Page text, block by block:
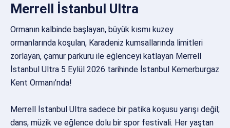
Merrell İstanbul Ultra
Ormanın kalbinde başlayan, büyük kısmı kuzey
ormanlarında koşulan, Karadeniz kumsallarında limitleri
zorlayan, çamur parkuru ile eğlenceyi katlayan Merrell
İstanbul Ultra 5 Eylül 2026 tarihinde İstanbul Kemerburgaz
Kent Ormanı’nda!
Merrell İstanbul Ultra sadece bir patika koşusu yarışı değil;
dans, müzik ve eğlence dolu bir spor festivali. Her yaştan